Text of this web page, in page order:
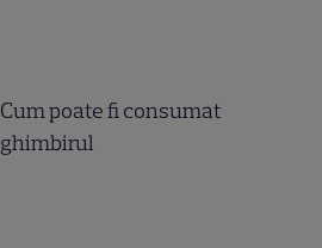
Cum poate fi consumat
ghimbirul